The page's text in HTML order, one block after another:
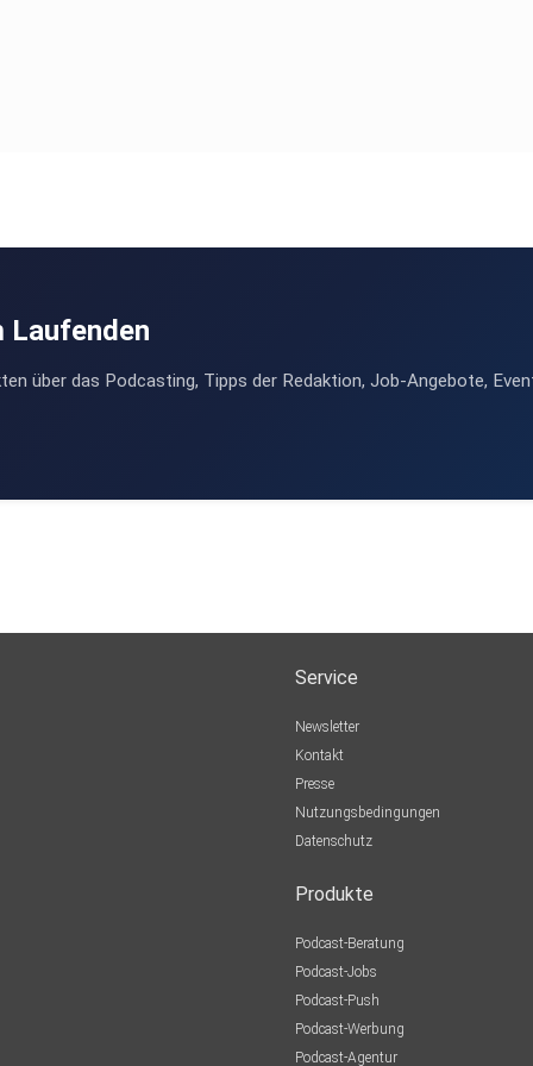
Laufenden
über das Podcasting, Tipps der Redaktion, Job-Angebote,
Service
Newsletter
Kontakt
Presse
Nutzungsbedingungen
Datenschutz
Produkte
Podcast-Beratung
Podcast-Jobs
Podcast-Push
Podcast-Werbung
Podcast-Agentur